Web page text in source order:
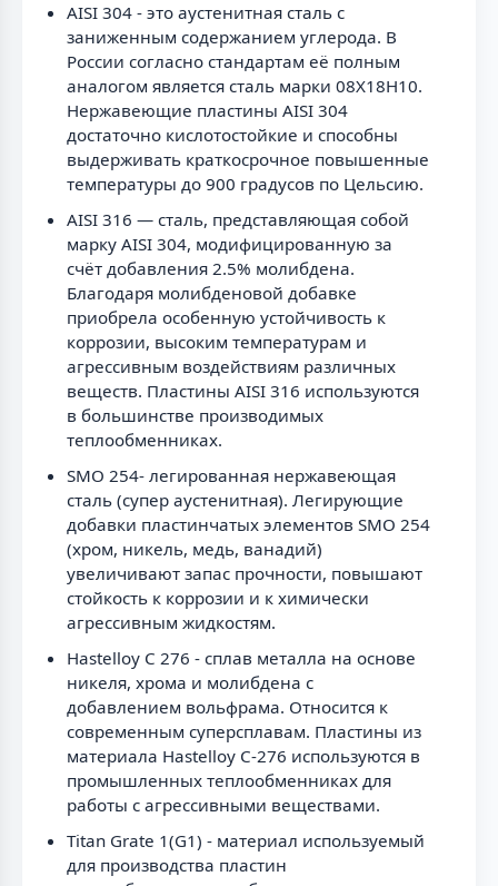
AISI 304 - это аустенитная сталь с
заниженным содержанием углерода. В
России согласно стандартам её полным
аналогом является сталь марки 08Х18Н10.
Нержавеющие пластины AISI 304
достаточно кислотостойкие и способны
выдерживать краткосрочное повышенные
температуры до 900 градусов по Цельсию.
AISI 316 — сталь, представляющая собой
марку AISI 304, модифицированную за
счёт добавления 2.5% молибдена.
Благодаря молибденовой добавке
приобрела особенную устойчивость к
коррозии, высоким температурам и
агрессивным воздействиям различных
веществ. Пластины AISI 316 используются
в большинстве производимых
теплообменниках.
SMO 254- легированная нержавеющая
сталь (супер аустенитная). Легирующие
добавки пластинчатых элементов SMO 254
(хром, никель, медь, ванадий)
увеличивают запас прочности, повышают
стойкость к коррозии и к химически
агрессивным жидкостям.
Hastelloy C 276 - сплав металла на основе
никеля, хрома и молибдена с
добавлением вольфрама. Относится к
современным суперсплавам. Пластины из
материала Hastelloy C-276 используются в
промышленных теплообменниках для
работы с агрессивными веществами.
Titan Grate 1(G1) - материал используемый
для производства пластин